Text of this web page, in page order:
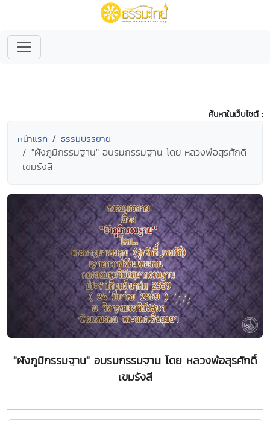
ค้นหาในเว็บไซต์ :
หน้าแรก ธรรมบรรยาย
"ผังภูมิกรรมฐาน" อบรมกรรมฐาน โดย หลวงพ่อสุรศักดิ์
เขมรังสี
"ผังภูมิกรรมฐาน" อบรมกรรมฐาน โดย หลวงพ่อสุรศักดิ์
เขมรังสี